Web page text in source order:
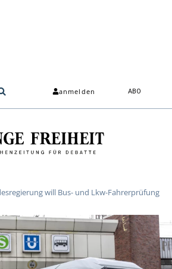
anmelden ABO
will Bus- und Lkw-Fahrerprüfung